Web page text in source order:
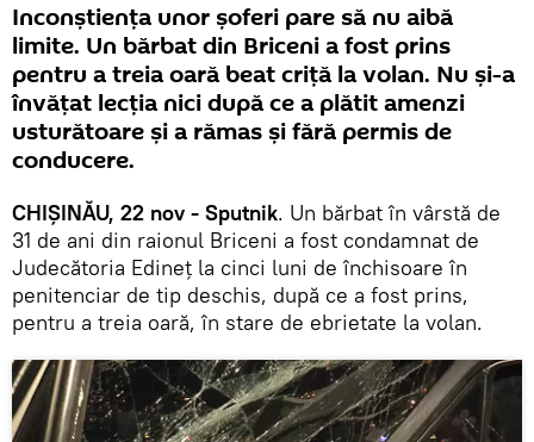
Inconștiența unor șoferi pare să nu aibă
limite. Un bărbat din Briceni a fost prins
pentru a treia oară beat criță la volan. Nu și-a
învățat lecția nici după ce a plătit amenzi
usturătoare și a rămas și fără permis de
conducere.
CHIȘINĂU, 22 nov - Sputnik. Un bărbat în vârstă de
31 de ani din raionul Briceni a fost condamnat de
Judecătoria Edineț la cinci luni de închisoare în
penitenciar de tip deschis, după ce a fost prins,
pentru a treia oară, în stare de ebrietate la volan.